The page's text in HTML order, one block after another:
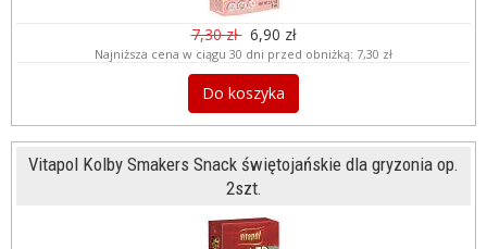
7,30 zł 6,90 zł
Najniższa cena w ciągu 30 dni przed obniżką: 7,30 zł
Do koszyka
Vitapol Kolby Smakers Snack świętojańskie dla gryzonia op.
2szt.